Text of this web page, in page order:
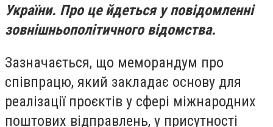
України. Про це йдеться у повідомленні
зовнішньополітичного відомства.
Зазначається, що меморандум про
співпрацю, який закладає основу для
реалізації проєктів у сфері міжнародних
поштових відправлень, у присутності